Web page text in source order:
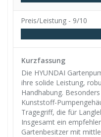
Preis/Leistung - 9/10
Kurzfassung
Die HYUNDAI
ihre solide Leistung,
Handhabung.
Kunststoff-
Tragegriff, die für
Insgesamt ein
Gartenbesitzer mit